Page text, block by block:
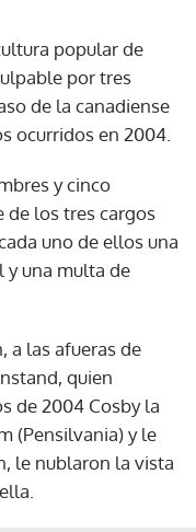
popular de
por tres
de la canadiense
ocurridos en 2004.
y cinco
de los tres cargos
uno de ellos una
y una multa de
a las afueras de
quien
de 2004 Cosby la
(Pensilvania) y le
le nublaron la vista